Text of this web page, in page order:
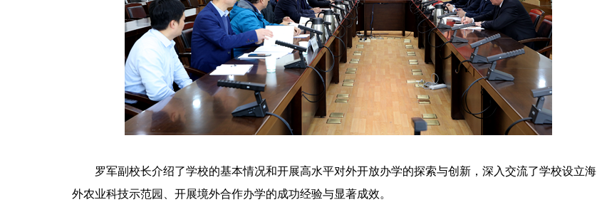
罗军副校长介绍了学校的基本情况和开展高水平对外开放办学的探索与创新，深入交流了学校设立海
外农业科技示范园、开展境外合作办学的成功经验与显著成效。